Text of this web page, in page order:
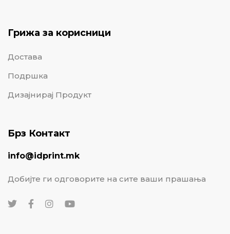
Грижа за корисници
Достава
Подршка
Дизајнирај Продукт
Брз Контакт
info@idprint.mk
Добијте ги одговорите на сите ваши прашања